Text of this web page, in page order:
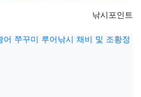
등록자
낚시포인트